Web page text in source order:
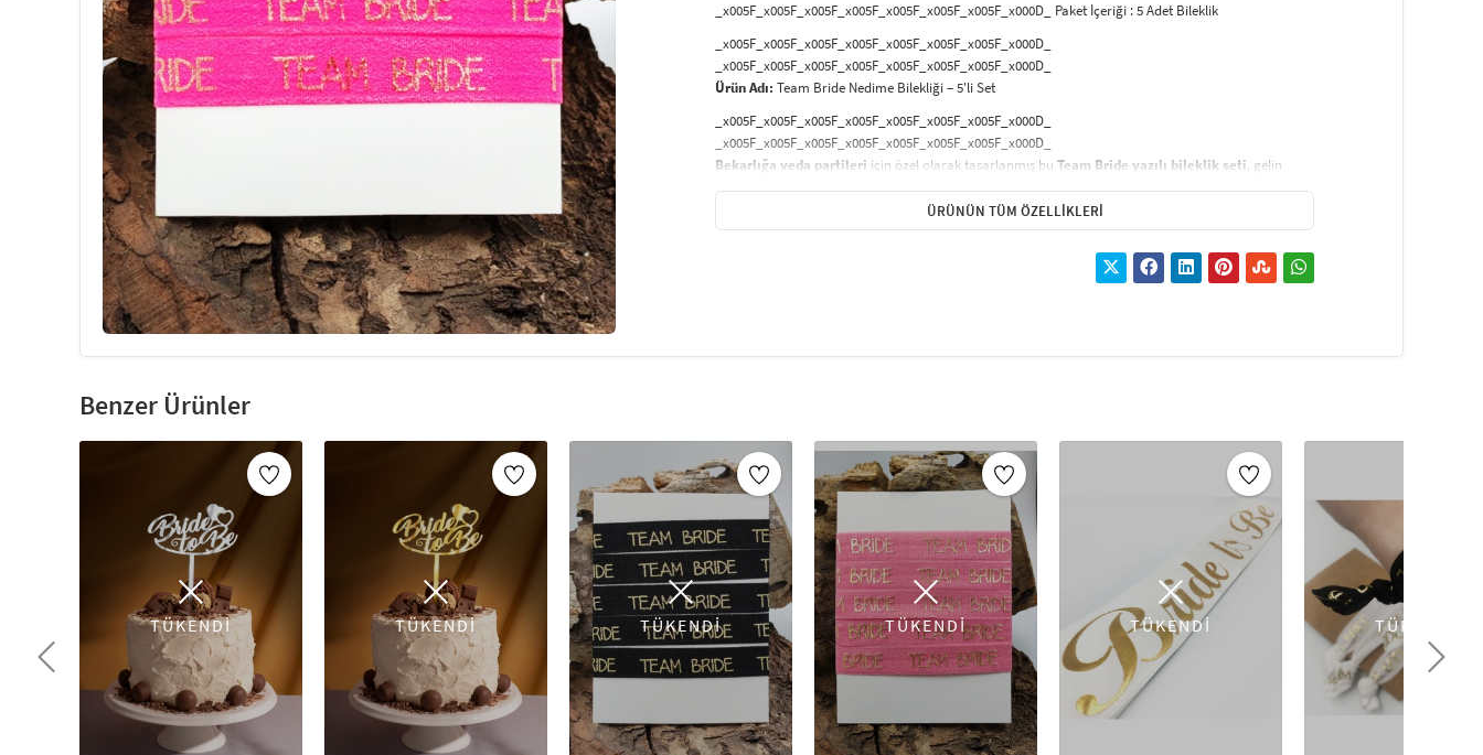
_x005F_x005F_x005F_x005F_x005F_x005F_x005F_x000D_ Paket İçeriği : 5 Adet Bileklik
_x005F_x005F_x005F_x005F_x005F_x005F_x005F_x000D_
_x005F_x005F_x005F_x005F_x005F_x005F_x005F_x000D_
Ürün Adı: Team Bride Nedime Bilekliği – 5'li Set
_x005F_x005F_x005F_x005F_x005F_x005F_x005F_x000D_
_x005F_x005F_x005F_x005F_x005F_x005F_x005F_x000D_
Bekarlığa veda partileri için özel olarak tasarlanmış bu Team Bride yazılı bileklik seti, gelin
siyah renk kombinasyonu, konsepte modern ve sade bir hava katmaktadır.
Rahat takılabilir yapıdadır ve esnek tasarımı sayesinde her bileğe kolayca uyum sağlar. Hafif
_x005F_x005F_x005F_x005F_x005F_x005F_x005F_x000D_
_x005F_x005F_x005F_x005F_x005F_x005F_x005F_x000D_
_x005F_x005F_x005F_x005F_x005F_x005F_x005F_x000D_
Kullanım Alanları:
_x005F_x005F_x005F_x005F_x005F_x005F_x005F_x000D_ – Bekarlığa veda partisi
_x005F_x005F_x005F_x005F_x005F_x005F_x005F_x000D_ – Gelin nedime aksesuarı
_x005F_x005F_x005F_x005F_x005F_x005F_x005F_x000D_ – Grup konseptli fotoğraf çekimleri
_x005F_x005F_x005F_x005F_x005F_x005F_x005F_x000D_ – Takı seti tamamlayıcısı
_x005F_x005F_x005F_x005F_x005F_x005F_x005F_x000D_
_x005F_x005F_x005F_x005F_x005F_x005F_x005F_x000D_
ÜRÜNÜN TÜM ÖZELLIKLERI
Benzer Ürünler
TÜKENDİ TÜKENDİ TÜKENDİ TÜKENDİ TÜKENDİ TÜKENDİ